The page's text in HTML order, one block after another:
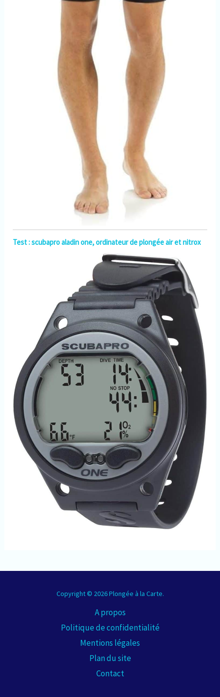
Test : scubapro aladin one, ordinateur de plongée air et nitrox
Copyright © 2026 Plongée à la Carte.
A propos
Politique de confidentialité
Mentions légales
Plan du site
Contact